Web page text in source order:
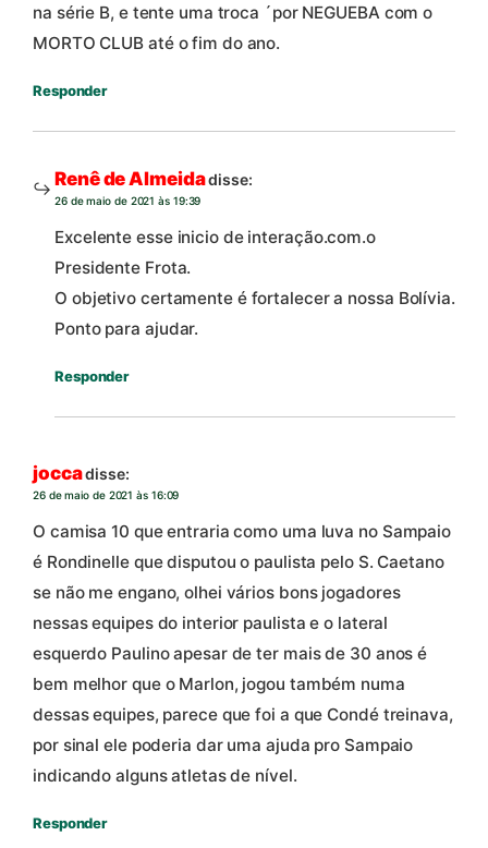
na série B, e tente uma troca ´por NEGUEBA com o
MORTO CLUB até o fim do ano.
Responder
Renê de Almeidadisse:
26 de maio de 2021 às 19:39
Excelente esse inicio de interação.com.o
Presidente Frota.
O objetivo certamente é fortalecer a nossa Bolívia.
Ponto para ajudar.
Responder
joccadisse:
26 de maio de 2021 às 16:09
O camisa 10 que entraria como uma luva no Sampaio
é Rondinelle que disputou o paulista pelo S. Caetano
se não me engano, olhei vários bons jogadores
nessas equipes do interior paulista e o lateral
esquerdo Paulino apesar de ter mais de 30 anos é
bem melhor que o Marlon, jogou também numa
dessas equipes, parece que foi a que Condé treinava,
por sinal ele poderia dar uma ajuda pro Sampaio
indicando alguns atletas de nível.
Responder